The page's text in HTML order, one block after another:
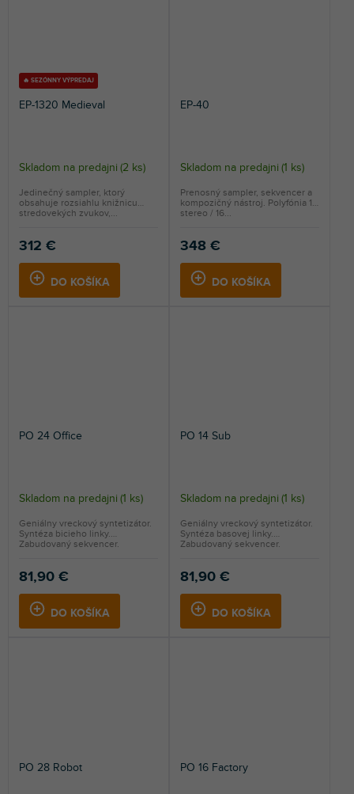
🔥 SEZÓNNY VÝPREDAJ
EP-1320 Medieval
Skladom na predajni (2 ks)
312 €
DO KOŠÍKA
Jedinečný sampler, ktorý
obsahuje rozsiahlu knižnicu
stredovekých zvukov,...
EP-40
Skladom na predajni (1 ks)
348 €
DO KOŠÍKA
Prenosný sampler, sekvencer a
kompozičný nástroj. Polyfónia 12
stereo / 16...
PO 24 Office
Skladom na predajni (1 ks)
81,90 €
DO KOŠÍKA
Geniálny vreckový syntetizátor.
Syntéza bicieho linky.
Zabudovaný sekvencer.
PO 14 Sub
Skladom na predajni (1 ks)
81,90 €
DO KOŠÍKA
Geniálny vreckový syntetizátor.
Syntéza basovej linky.
Zabudovaný sekvencer.
PO 28 Robot PO 16 Factory